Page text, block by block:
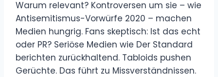
Warum relevant? Kontroversen um sie – wie
Antisemitismus-Vorwürfe 2020 – machen
Medien hungrig. Fans skeptisch: Ist das echt
oder PR? Seriöse Medien wie Der Standard
berichten zurückhaltend. Tabloids pushen
Gerüchte. Das führt zu Missverständnissen.